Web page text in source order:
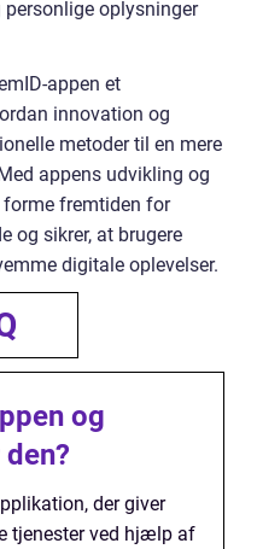
oplysninger
appen et
innovation og
metoder til en mere
appens udvikling og
fremtiden for
og sikrer, at brugere
digitale oplevelser.
og
der giver
tjenester ved hjælp af